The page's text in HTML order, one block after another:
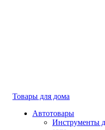
Товары для дома
Автотовары
Инструменты